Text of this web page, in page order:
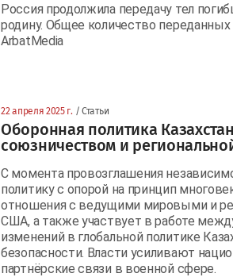
Россия продолжила передачу тел
родину. Общее количество
ArbatMedia
22 апреля 2025 г. / Статьи
Оборонная политика
союзничеством и
С момента провозглашения
политику с опорой на принцип
отношения с ведущими мировыми и
США, а также участвует в работе
изменений в глобальной политике
безопасности. Власти усиливают
партнёрские связи в военной сфере.